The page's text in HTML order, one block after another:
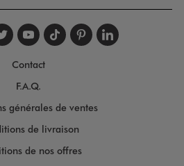
nous sur
nous sur
Suivez-nous sur
Suivez-nous
Suivez-nous
Suivez-
Contact
F.A.Q.
générales de ventes
de livraison
de nos offres